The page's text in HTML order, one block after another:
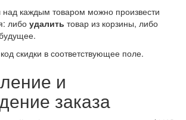
над каждым товаром можно произвести
либо удалить товар из корзины, либо
скидки в соответствующее поле.
и
заказа